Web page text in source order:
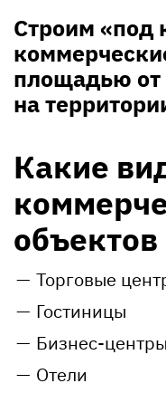
Строим
площадью от
на
Какие
Торговые
Гостиницы
Бизнес-центры
Отели